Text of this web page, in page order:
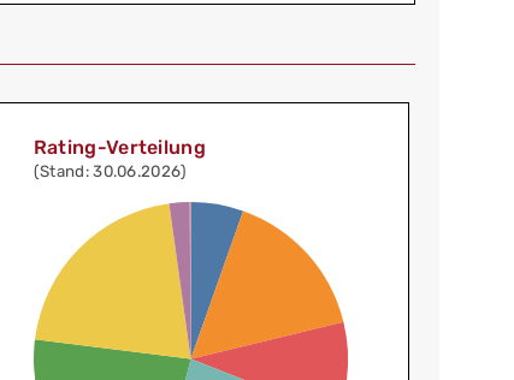
Rating-Verteilung
(Stand: 30.06.2026)